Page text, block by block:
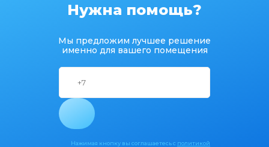
Нужна помощь?
Мы предложим лучшее решение
именно для вашего помещения
Нажимая кнопку вы соглашаетесь с политикой